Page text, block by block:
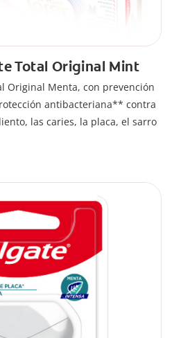
Total Original Mint
Original Menta, con prevención
antibacteriana** contra
las caries, la placa, el sarro